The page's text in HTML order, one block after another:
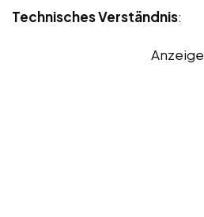
Technisches Verständnis:
Anzeige